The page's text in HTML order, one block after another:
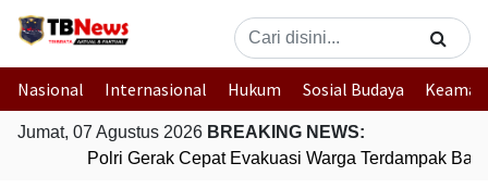
Nasional Internasional Hukum Sosial Budaya
Jumat, 07 Agustus 2026 BREAKING NEWS:
Polri Gerak Cepat Evakuasi Warga Terdampak